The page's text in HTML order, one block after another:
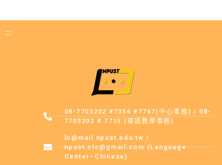
:::
08-7703202 #7356 #7767(中心事務) / 08-
7703202 # 7715 (華語教學事務)
lc@mail.npust.edu.tw /
npust.clc@gmail.com (Language
Center–Chinese)